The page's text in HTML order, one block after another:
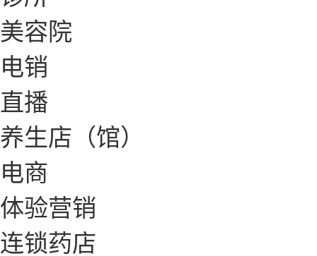
美容院
电销
直播
养生店（馆）
电商
体验营销
连锁药店